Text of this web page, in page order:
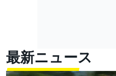
最新ニュース